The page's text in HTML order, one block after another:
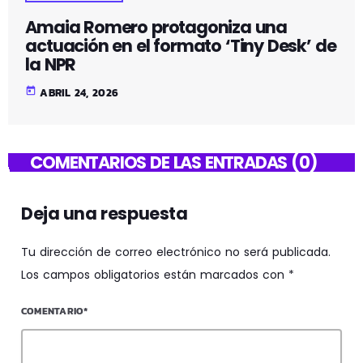
Amaia Romero protagoniza una
actuación en el formato ‘Tiny Desk’ de
la NPR
today ABRIL 24, 2026
COMENTARIOS DE LAS ENTRADAS (0)
Deja una respuesta
Tu dirección de correo electrónico no será publicada.
Los campos obligatorios están marcados con *
COMENTARIO*